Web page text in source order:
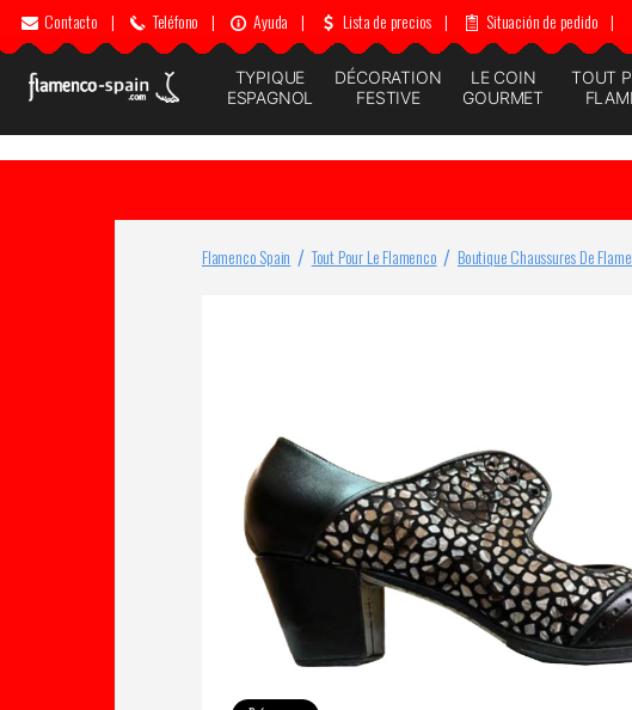
Contacto | Teléfono | Ayuda | Lista de precios | Situación de pedido |
TYPIQUE
ESPAGNOL
DÉCORATION
FESTIVE
LE COIN
GOURMET
TOUT
Flamenco Spain Tout Pour Le Flamenco Boutique Chaussures De